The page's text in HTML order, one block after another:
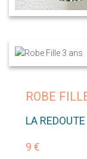
ROBE
LA REDOUTE
9 €